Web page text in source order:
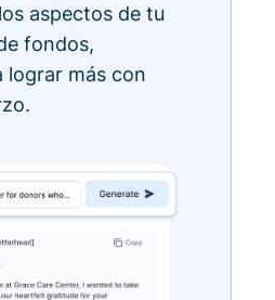
aspectos de tu
fondos,
lograr más con